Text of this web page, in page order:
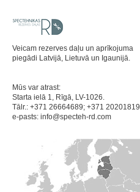
Veicam rezerves daļu un aprīkojuma
piegādi Latvijā, Lietuvā un Igaunijā.
Mūs var atrast:
Starta ielā 1, Rīgā, LV-1026.
Tālr.: +371 26664689; +371 20201819
e-pasts: info@specteh-rd.com